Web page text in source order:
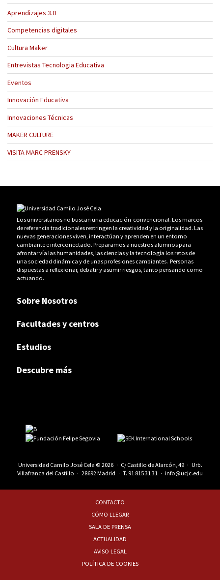
Aprendizajes 3.0
Competencias digitales
Cultura Maker
Entrevistas Tecnologia Educativa
Eventos
Innovación Educativa
Innovaciones Técnicas
MAKER CULTURE
VISITA MARC PRENSKY
Los universitarios no buscan una educación convencional. Los marcos
de referencia tradicionales restringen la creatividad y la originalidad. Las
nuevas generaciones viven, interactúan y aprenden en un entorno
cambiante e interconectado. Preparamos a nuestros alumnos para
afrontar vía las humanidades, las ciencias y la tecnología los retos de
una sociedad dinámica y de unas profesiones cambiantes. Personas
dispuestas a reflexionar, debatir y asumir riesgos, tanto pensando como
actuando.
Sobre Nosotros
Facultades y centros
Estudios
Descubre más
Universidad Camilo José Cela © 2026 · C/ Castillo de Alarcón, 49 · Urb.
Villafranca del Castillo · 28692 Madrid · T. 91 815 31 31 · info@ucjc.edu
CONTACTO
CÓMO LLEGAR
SALA DE PRENSA
ACTUALIDAD
AVISO LEGAL
POLÍTICA DE COOKIES